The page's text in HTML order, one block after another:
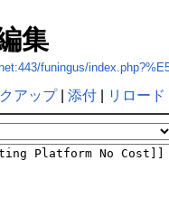
集
funingus/
アップ| 添付| リロード